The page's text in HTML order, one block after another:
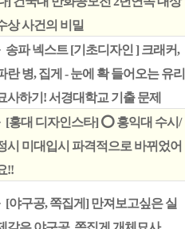
상 사건의 비밀
ㆍ 송파 넥스트 [기초디자인 ] 크래커,
란 병, 집게 - 눈에 확 들어오는 유리
사하기! 서경대학교 기출 문제
ㆍ [홍대 디자인스타] ⭕ 홍익대 수시/
시 미대입시 파격적으로 바뀌었어
!!
ㆍ [야구공, 쪽집게] 만져보고싶은 실